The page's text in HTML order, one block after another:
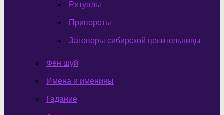
Ритуалы
Привороты
Заговоры сибирской целительницы
Фен шуй
Имена и именины
Гадание